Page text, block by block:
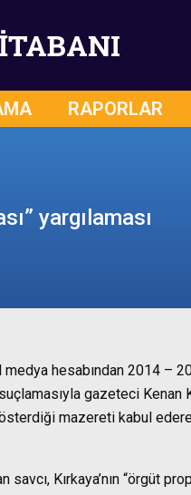
RAPORLAR
yargılaması
hesabından 2014 –
gazeteci Kenan
mazereti kabul
savcı, Kırkaya’nın “örgüt